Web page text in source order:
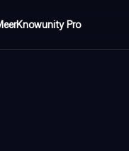
Knowunity Pro